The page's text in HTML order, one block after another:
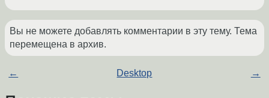
Вы не можете добавлять комментарии в эту тему. Тема
перемещена в архив.
← Desktop →